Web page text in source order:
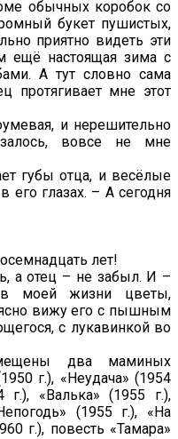
обычных коробок со
букет пушистых,
приятно видеть эти
ещё настоящая зима с
А тут словно сама
протягивает мне этот
и нерешительно
вовсе не мне
губы отца, и весёлые
его глазах. – А сегодня
лет!
а отец – не забыл. И –
моей жизни цветы,
вижу его с пышным
с лукавинкой во
два маминых
г.), «Неудача» (1954
г.), «Валька» (1955 г.),
(1955 г.), «На
г.), повесть «Тамара»